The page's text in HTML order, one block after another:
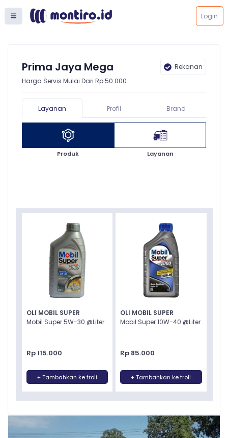
Login
Prima Jaya Mega
Rekanan
Harga Servis Mulai Dari Rp 50.000
Layanan Profil Brand
Produk Layanan
OLI MOBIL SUPER
Mobil Super 5W-30 @Liter
Rp 115.000
+ Tambahkan ke troli
OLI MOBIL SUPER
Mobil Super 10W-40 @Liter
Rp 85.000
+ Tambahkan ke troli